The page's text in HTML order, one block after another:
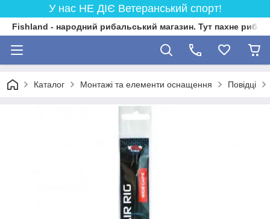
У нас НЕ ДІЄ Ветеранський спорт!
Fishland - народний рибальський магазин. Тут пахне
Каталог Монтажі та елементи оснащення Повідці